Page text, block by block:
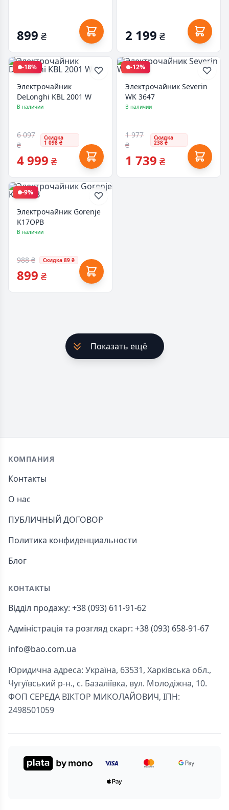
899 ₴ 2 199 ₴
-18%
Электрочайник
DeLonghi KBL 2001 W
В наличии
6 097
₴
Скидка
1 098 ₴
4 999 ₴
-12%
Электрочайник Severin
WK 3647
В наличии
1 977
₴
Скидка
238 ₴
1 739 ₴
-9%
Электрочайник Gorenje
K17OPB
В наличии
988 ₴ Скидка 89 ₴
899 ₴
Показать ещё
Footer
КОМПАНИЯ
Контакты
О нас
ПУБЛИЧНЫЙ ДОГОВОР
Политика конфиденциальности
Блог
КОНТАКТЫ
Відділ продажу: +38 (093) 611-91-62
Адміністрація та розгляд скарг: +38 (093) 658-91-67
info@bao.com.ua
Юридична адреса: Україна, 63531, Харківська обл.,
Чугуївський р-н., с. Базаліївка, вул. Молодіжна, 10.
ФОП СЕРЕДА ВІКТОР МИКОЛАЙОВИЧ, ІПН:
2498501059